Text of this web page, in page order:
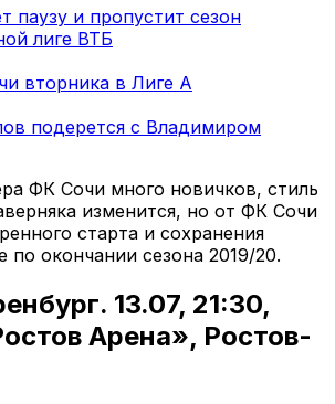
паузу и пропустит сезон
лиге ВТБ
вторника в Лиге А
подерется с Владимиром
ФК Сочи много новичков, стиль
изменится, но от ФК Сочи
старта и сохранения
по окончании сезона 2019/20.
13.07, 21:30,
Арена», Ростов-